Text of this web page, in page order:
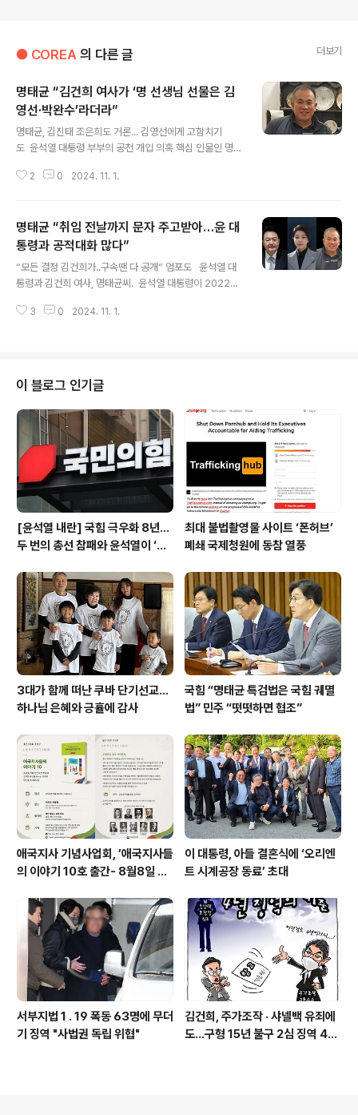
● COREA 의 다른 글 더보기
명태균 “김건희 여사가 ‘명 선생님 선물은 김
영선·박완수’라더라”
명태균, 김진태 조은희도 거론... 김영선에게 고함치기
도 윤석열 대통령 부부의 공천 개입 의혹 핵심 인물인 명태
공천 개입 의혹의 핵심 인물인 명태균씨가 “윤석열(대통
더불어민주당이 31일 공개한 녹음 파일에 따르면 명씨는
2022년 6월15일쯤 지인들과의 대화에서 “윤석열이를 내
가 처음 만났으면 윤석열이 나를 못 알아봤고, 김건희를, 내
를 만났기 때문에, 김건희 때문에 윤석열이가 그리 된
것”이라며 이같이 주장했다.명씨는 “김건희가 사람 볼 줄
아는 눈이 있는 것”이라며 “그래서 어제 딱 한마디 했다. 김
2 0 2024. 11. 1.
명태균 “취임 전날까지 문자 주고받아…윤 대
통령과 공적대화 많다”
“모든 결정 김건희가..구속땐 다 공개” 엄포도 윤석열 대
통령과 김건희 여사, 명태균씨. 윤석열 대통령이 2022년
음성 녹음 파일을 더불어민주당이 공개한 직후, 명태균씨
에선 윤 대통령 부부와의 대화록을 공개할 경우 ‘나라가 디
비질 것’이라고도 했다.명씨는 민주당 기자회견 직후인 31
일 오전 한겨레와 한 통화에서 “(윤 대통령과 나눈) 공적 대
화가 (오늘 민주당이 공개한 것 말고도) 많다”며 “(민주당
엔) 추가로 갖고 있는 녹음 파일이 없을 거다. 있으면 내라
고(공개하라고)..
3 0 2024. 11. 1.
이 블로그 인기글
[윤석열 내란] 국힘 극우화 8년…
두 번의 총선 참패와 윤석열이 ‘폭
최대 불법촬영물 사이트 ‘폰허브’
폐쇄 국제청원에 동참 열풍
3대가 함께 떠난 쿠바 단기선교...
하나님 은혜와 긍휼에 감사
국힘 “명태균 특검법은 국힘 궤멸
법” 민주 “떳떳하면 협조”
애국지사 기념사업회, ’애국지사들
의 이야기 10호 출간- 8월8일 출
이 대통령, 아들 결혼식에 ‘오리엔
트 시계공장 동료’ 초대
서부지법 1 . 19 폭동 63명에 무더
기 징역 "사법권 독립 위협"
김건희, 주가조작 · 샤넬백 유죄에
도…구형 15년 불구 2심 징역 4년